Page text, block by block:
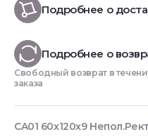
Подробнее о
Подробнее о
Свободный возврат в
заказа
CA01 60x120x9